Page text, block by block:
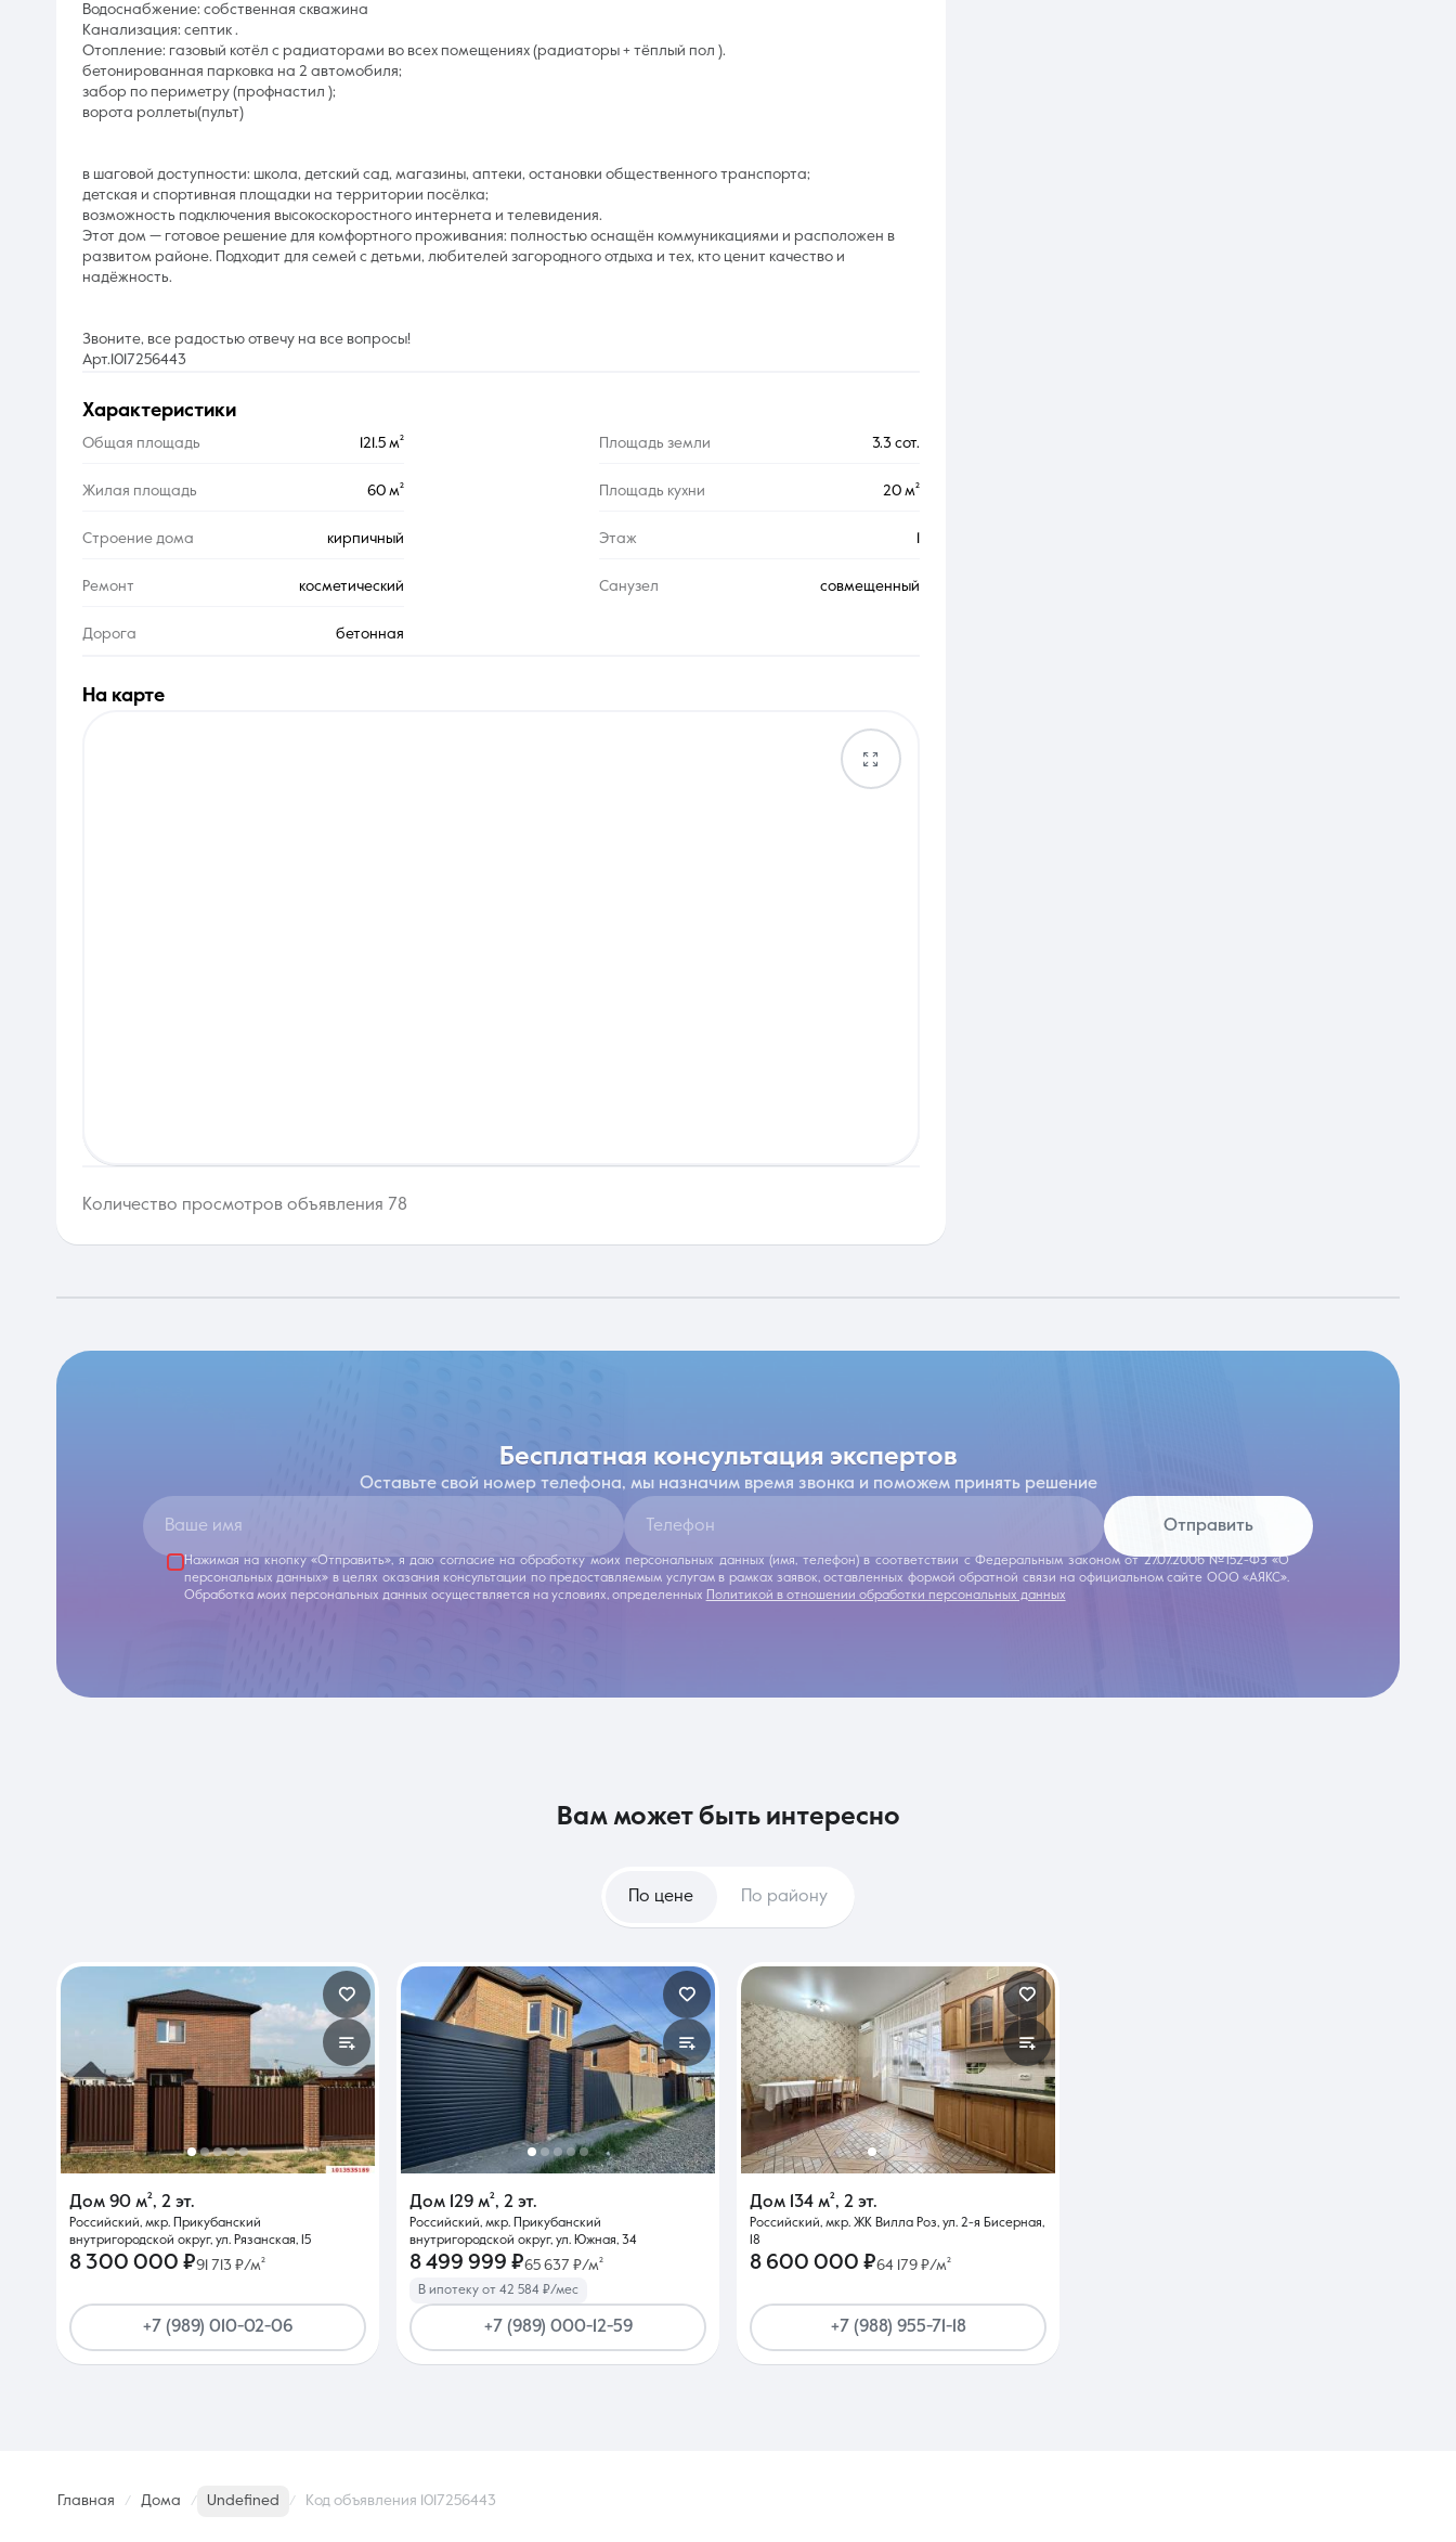
характеристики
Общая площадь 121.5 м² Площадь земли 3.3 сот.
Жилая площадь 60 м² Площадь кухни 20 м²
Строение дома кирпичный Этаж
Ремонт косметический Санузел совмещенный
Дорога бетонная
Водоснабжение: собственная скважина
Канализация: септик .
Отопление: газовый котёл с радиаторами во всех помещениях (радиаторы + тёплый пол ).
бетонированная парковка на 2 автомобиля;
забор по периметру (профнастил );
ворота роллеты(пульт)
в шаговой доступности: школа, детский сад, магазины, аптеки, остановки общественного транспорта;
детская и спортивная площадки на территории посёлка;
возможность подключения высокоскоростного интернета и телевидения.
Этот дом — готовое решение для комфортного проживания: полностью оснащён коммуникациями и расположен в
развитом районе. Подходит для семей с детьми, любителей загородного отдыха и тех, кто ценит качество и
надёжность.
Звоните, все радостью отвечу на все вопросы!
Арт.1017256443
на карте
Количество просмотров объявления 78
бесплатная консультация экспертов
Оставьте свой номер телефона, мы назначим время звонка и поможем принять решение
Ваше имя Телефон Отправить
Нажимая на кнопку «Отправить», я даю согласие на обработку моих персональных данных (имя, телефон) в соответствии с Федеральным законом от 27.07.2006 №152-ФЗ «О
персональных данных» в целях оказания консультации по предоставляемым услугам в рамках заявок, оставленных формой обратной связи на официальном сайте ООО «АЯКС».
Обработка моих персональных данных осуществляется на условиях, определенных Политикой в отношении обработки персональных данных
вам может быть интересно
По цене По району
Дом 90 м², 2 эт.
Российский, мкр. Прикубанский
внутригородской округ, ул. Рязанская, 15
8 300 000 ₽91 713 ₽/м²
+7 (989) 010-02-06
Дом 129 м², 2 эт.
Российский, мкр. Прикубанский
внутригородской округ, ул. Южная, 34
8 499 999 ₽65 637 ₽/м²
В ипотеку от 42 584 ₽/мес
+7 (989) 000-12-59
Дом 134 м², 2 эт.
Российский, мкр. ЖК Вилла Роз, ул. 2-я Бисерная,
18
8 600 000 ₽64 179 ₽/м²
+7 (988) 955-71-18
Главная Дома Undefined Код объявления 1017256443